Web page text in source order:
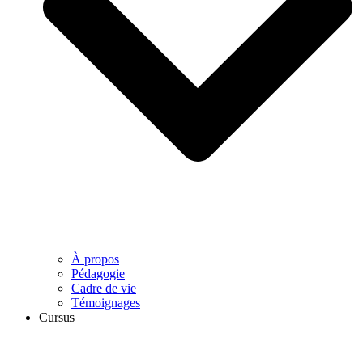
À propos
Pédagogie
Cadre de vie
Témoignages
Cursus